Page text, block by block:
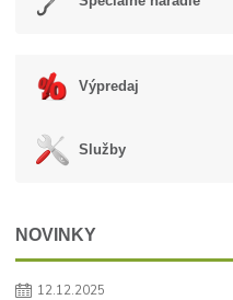
Výpredaj
Služby
NOVINKY
12.12.2025